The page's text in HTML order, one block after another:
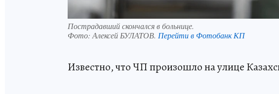
Пострадавший скончался в больнице.
Фото: Алексей БУЛАТОВ. Перейти в Фотобанк КП
Известно, что ЧП произошло на улице